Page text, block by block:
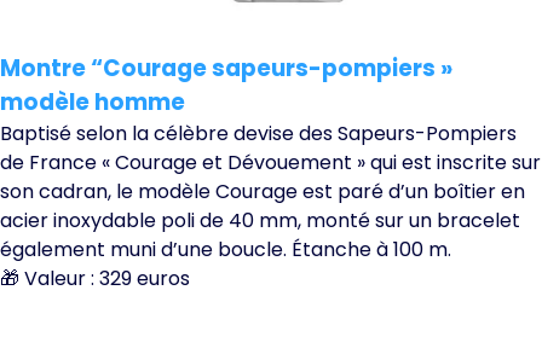
Montre “Courage sapeurs-pompiers »
modèle homme
Baptisé selon la célèbre devise des Sapeurs-Pompiers
de France « Courage et Dévouement » qui est inscrite sur
son cadran, le modèle Courage est paré d’un boîtier en
acier inoxydable poli de 40 mm, monté sur un bracelet
également muni d’une boucle. Étanche à 100 m.
🎁 Valeur : 329 euros